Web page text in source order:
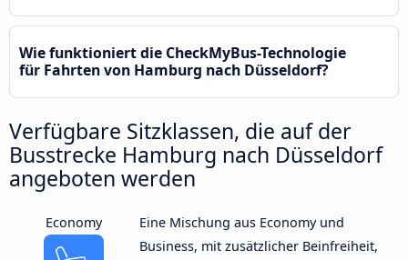
Wie funktioniert die CheckMyBus-Technologie
für Fahrten von Hamburg nach Düsseldorf?
Verfügbare Sitzklassen, die auf der
Busstrecke Hamburg nach Düsseldorf
angeboten werden
Economy
Eine Mischung aus Economy und
Business, mit zusätzlicher Beinfreiheit,